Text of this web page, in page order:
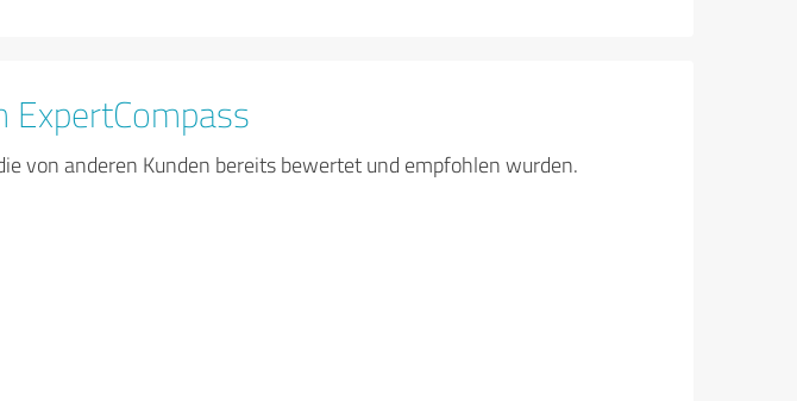
ExpertCompass
von anderen Kunden bereits bewertet und empfohlen wurden.